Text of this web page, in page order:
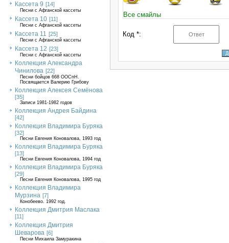
Кассета 9 [14]
Песни с Афганской кассеты
Кассета 10 [11]
Песни с Афганской кассеты
Кассета 11 [25]
Песни с Афганской кассеты
Кассета 12 [23]
Песни с Афганской кассеты
Коллекция Александра
Чинилова [22]
Песни бойцов 668 ООСпН.
Посвящается Валерию Грибову
Коллекция Алексея Семёнова
[35]
Записи 1981-1982 годов
Коллекция Андрея Байдина
[42]
Коллекция Владимира Буряка
[32]
Песни Евгения Коновалова, 1993 год
Коллекция Владимира Буряка
[13]
Песни Евгения Коновалова, 1994 год
Коллекция Владимира Буряка
[29]
Песни Евгения Коновалова, 1995 год
Коллекция Владимира
Мурзина [7]
Конобеево. 1992 год.
Коллекция Дмитрия Маслака
[11]
Коллекция Дмитрия
Шеварова [6]
Песни Михаила Замуракина
Все смайлы
Код *: